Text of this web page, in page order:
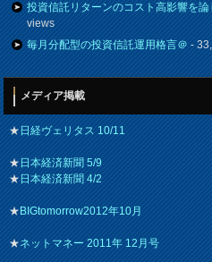
投資信託リターンのコスト高影響を
views
毎月分配型の投資信託運用格言＠-
メディア掲載
★日経ヴェリタス 10/11
★日本経済新聞 5/9
★日本経済新聞 4/2
★BIGtomorrow2012年10月
★ネットマネー 2011年 12月号